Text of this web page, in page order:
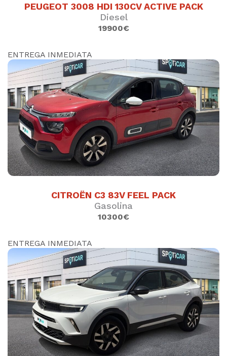
PEUGEOT 3008 HDI 130CV ACTIVE PACK
Diesel
19900€
ENTREGA INMEDIATA
CITROËN C3 83V FEEL PACK
Gasolina
10300€
DESCÚBRELO
ENTREGA INMEDIATA
OPEL MOKKA 1.2T 110CV BUSINESS
ELEGANCE
Gasolina
50438km.
2022()
13900 €SUJETO A FINANCIACION
DESCÚBRELO
KIA STONIC HÍBRIDO 100CV 1.0 STYLE
EDITION
Híbrido
45810km.
2023
()
17400 € SUJETO A FINANCIACION